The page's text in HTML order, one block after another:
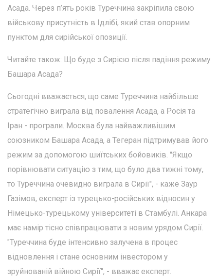
Асада. Через п’ять років Туреччина закріпила свою
військову присутність в Ідлібі, який став опорним
пунктом для сирійської опозиції.
Читайте також: Що буде з Сирією після падіння режиму
Башара Асада?
Сьогодні вважається, що саме Туреччина найбільше
стратегічно виграла від повалення Асада, а Росія та
Іран - програли. Москва була найважливішим
союзником Башара Асада, а Тегеран підтримував його
режим за допомогою шиїтських бойовиків. "Якщо
порівнювати ситуацію з тим, що було два тижні тому,
то Туреччина очевидно виграла в Сирії", - каже Заур
Газімов, експерт із турецько-російських відносин у
Німецько-турецькому університеті в Стамбулі. Анкара
має намір тісно співпрацювати з новим урядом Сирії.
"Туреччина буде інтенсивно залучена в процес
відновлення і стане основним інвестором у
зруйнованій війною Сирії", - вважає експерт.